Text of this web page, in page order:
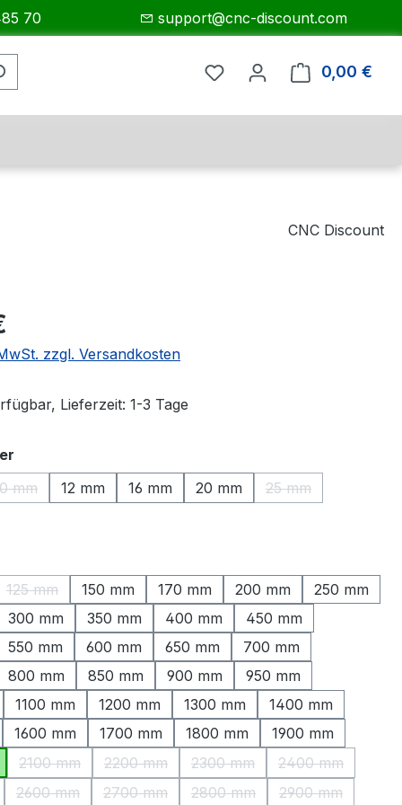
70 support@cnc-discount.com
0,00 €
CNC Discount
zzgl. Versandkosten
Lieferzeit: 1-3 Tage
mm
(Diese Option ist zurzeit nicht verfügbar.)
12 mm 16 mm 20 mm 25 mm
(Diese Option ist
ist zurzeit nicht verfügbar.)
125 mm
(Diese Option ist zurzeit nicht verfügbar.)
150 mm 170 mm 200 mm
250 mm
300 mm 350 mm 400 mm
450 mm
550 mm 600 mm 650 mm
700 mm
800 mm 850 mm 900 mm
950 mm
1100 mm 1200 mm 1300 mm
1400 mm
1600 mm 1700 mm 1800 mm
1900 mm
2100 mm
(Diese Option ist zurzeit nicht verfügbar.)
2200 mm
(Diese Option ist zurzeit nicht verfügbar.)
2300 mm
(Diese Option ist zurzeit nicht
2400 mm
(Diese Option
2600 mm 2700 mm 2800 mm 2900 mm